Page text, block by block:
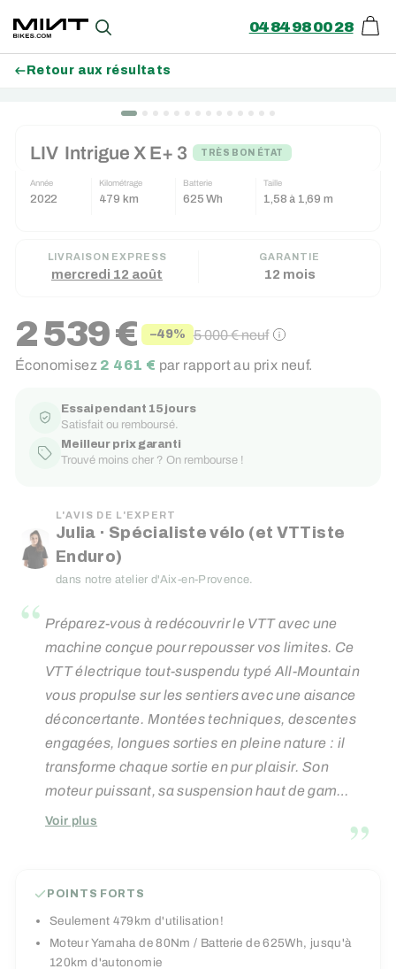
contenu
Recherche 04 84 98 00 28
Retour aux résultats
LIV Intrigue X E+ 3 TRÈS BON ÉTAT
Année
2022
Kilométrage
479 km
Batterie
625 Wh
Taille
1,58 à 1,69 m
LIVRAISON EXPRESS
mercredi 12 août
GARANTIE
12 mois
Prix
réduit
2 539 € −49%
Prix
régulier
5 000 €neuf
Économisez 2 461 € par rapport au prix neuf.
Essai pendant 15 jours
Satisfait ou remboursé.
Meilleur prix garanti
Trouvé moins cher ? On rembourse !
L'AVIS DE L'EXPERT
Julia · Spécialiste vélo (et VTTiste
Enduro)
dans notre atelier d'Aix-en-Provence.
“ Préparez-vous à redécouvrir le VTT avec une
machine conçue pour repousser vos limites. Ce
VTT électrique tout-suspendu typé All-Mountain
vous propulse sur les sentiers avec une aisance
déconcertante. Montées techniques, descentes
engagées, longues sorties en pleine nature : il
transforme chaque sortie en pur plaisir. Son
moteur puissant, sa suspension haut de gamme
et sa géométrie réglable offrent un pilotage
n’ayez plus qu’à rouler, respirer… et profiter.
longtemps dans toutes vos aventures. Ce n’est
Voir plus ”
POINTS FORTS
Seulement 479km d'utilisation!
Moteur Yamaha de 80Nm / Batterie de 625Wh, jusqu'à
120km d'autonomie